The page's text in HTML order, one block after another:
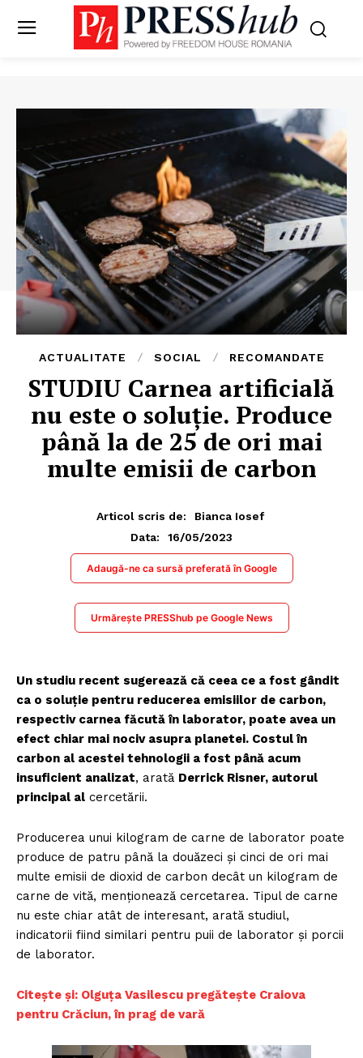
ACTUALITATE SOCIAL RECOMANDATE
STUDIU Carnea artificială
nu este o soluție. Produce
până la de 25 de ori mai
multe emisii de carbon
Articol scris de:
Bianca Iosef
Data:
16/05/2023
Adaugă-ne ca sursă preferată în Google
Urmărește PRESShub pe Google News
Un studiu recent sugerează că ceea ce a fost gândit
ca o soluție pentru reducerea emisiilor de carbon,
respectiv carnea făcută în laborator, poate avea un
efect chiar mai nociv asupra planetei. Costul în
carbon al acestei tehnologii a fost până acum
insuficient analizat, arată Derrick Risner, autorul
principal al cercetării.
Producerea unui kilogram de carne de laborator poate
produce de patru până la douăzeci și cinci de ori mai
multe emisii de dioxid de carbon decât un kilogram de
carne de vită, menționează cercetarea. Tipul de carne
nu este chiar atât de interesant, arată studiul,
indicatorii fiind similari pentru puii de laborator și porcii
de laborator.
Citește și: Olguţa Vasilescu pregăteşte Craiova
pentru Crăciun, în prag de vară